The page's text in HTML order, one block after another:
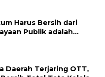
Harus Bersih dari
Publik adalah
Daerah Terjaring OTT,